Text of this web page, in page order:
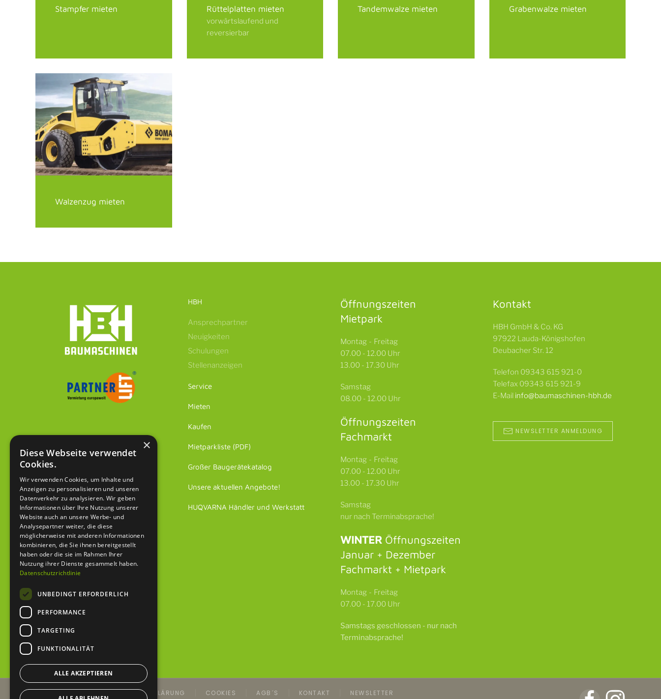
Stampfer mieten Rüttelplatten mieten
vorwärtslaufend und
reversierbar
Tandemwalze mieten Grabenwalze mieten
Walzenzug mieten
HBH
Ansprechpartner
Neuigkeiten
Schulungen
Stellenanzeigen
Service
Mieten
Kaufen
Mietparkliste (PDF)
Großer Baugerätekatalog
Unsere aktuellen Angebote!
HUQVARNA Händler und Werkstatt
Öffnungszeiten
Mietpark
Montag - Freitag
07.00 - 12.00 Uhr
13.00 - 17.30 Uhr
Samstag
08.00 - 12.00 Uhr
Öffnungszeiten
Fachmarkt
Montag - Freitag
07.00 - 12.00 Uhr
13.00 - 17.30 Uhr
Samstag
nur nach Terminabsprache!
WINTER Öffnungszeiten
Januar + Dezember
Fachmarkt + Mietpark
Montag - Freitag
07.00 - 17.00 Uhr
Samstags geschlossen - nur nach
Terminabsprache!
Kontakt
HBH GmbH & Co. KG
97922 Lauda-Königshofen
Deubacher Str. 12
Telefon 09343 615 921-0
Telefax 09343 615 921-9
E-Mail info@baumaschinen-hbh.de
NEWSLETTER ANMELDUNG
DATENSCHUTZERKLÄRUNG COOKIES AGB´S KONTAKT NEWSLETTER
×
Diese Webseite verwendet
Cookies.
Wir verwenden Cookies, um Inhalte und
Anzeigen zu personalisieren und unseren
Datenverkehr zu analysieren. Wir geben
Informationen über Ihre Nutzung unserer
Website auch an unsere Werbe- und
Analysepartner weiter, die diese
möglicherweise mit anderen Informationen
kombinieren, die Sie ihnen bereitgestellt
haben oder die sie im Rahmen Ihrer
Nutzung ihrer Dienste gesammelt haben.
Datenschutzrichtlinie
UNBEDINGT ERFORDERLICH
PERFORMANCE
TARGETING
FUNKTIONALITÄT
ALLE AKZEPTIEREN